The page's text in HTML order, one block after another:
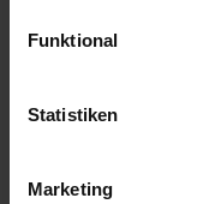
Funktional
Statistiken
Marketing